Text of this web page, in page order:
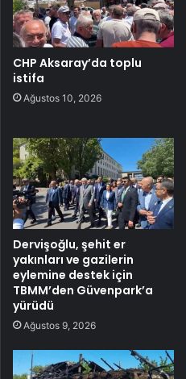
CHP Aksaray’da toplu
istifa
Ağustos 10, 2026
Dervişoğlu, şehit er
yakınları ve gazilerin
eylemine destek için
TBMM’den Güvenpark’a
yürüdü
Ağustos 9, 2026